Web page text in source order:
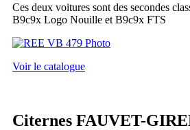
Ces deux voitures sont des secondes
B9c9x Logo Nouille et B9c9x FTS
Voir le catalogue
Citernes FAUVET-